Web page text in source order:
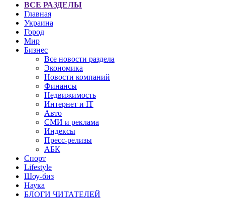
ВСЕ РАЗДЕЛЫ
Главная
Украина
Город
Мир
Бизнес
Все новости раздела
Экономика
Новости компаний
Финансы
Недвижимость
Интернет и IT
Авто
СМИ и реклама
Индексы
Пресс-релизы
АБК
Спорт
Lifestyle
Шоу-биз
Наука
БЛОГИ ЧИТАТЕЛЕЙ